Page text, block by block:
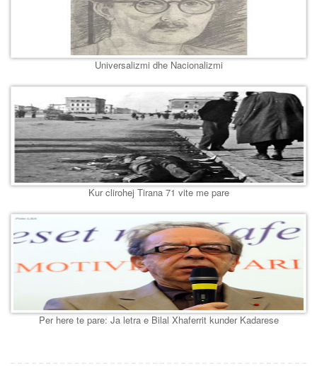
Universalizmi dhe Nacionalizmi
Kur clirohej Tirana 71 vite me pare
Per here te pare: Ja letra e Bilal Xhaferrit kunder Kadarese